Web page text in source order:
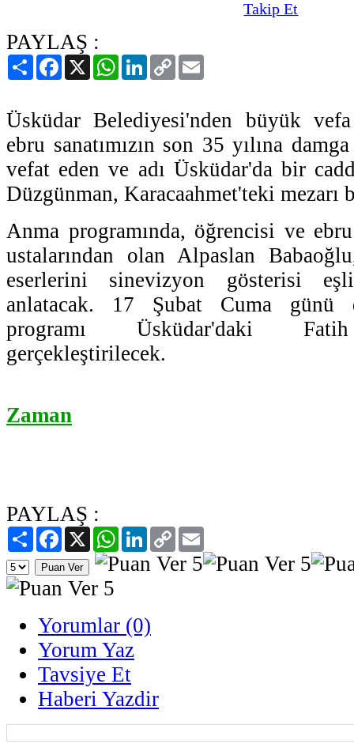
PAYLAŞ :
PaylaşFacebook
X WhatsAppLinkedIn
Copy
Link
Üsküdar Belediyesi'nden büyük
ebru sanatımızın son 35 yılına
vefat eden ve adı Üsküdar'da bir
Düzgünman, Karacaahmet'teki mezarı
Anma programında, öğrencisi ve
ustalarından olan Alpaslan
eserlerini sinevizyon gösterisi
anlatacak. 17 Şubat Cuma günü
programı Üsküdar'daki Fatih
gerçekleştirilecek.
Zaman
PAYLAŞ :
PaylaşFacebook
X WhatsAppLinkedIn
Copy
Link
Yorumlar (0)
Yorum Yaz
Tavsiye Et
Haberi Yazdir